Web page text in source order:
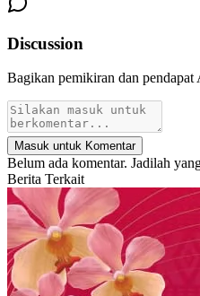
Discussion
Bagikan pemikiran dan pendapat
Masuk untuk Komentar
Belum ada komentar. Jadilah
Berita Terkait